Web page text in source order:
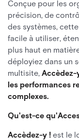
Conçue pour les
précision, de
des systèmes,
facile à utiliser,
plus haut en
déployiez dans un
multisite, Accèdez-
les performances
complexes.
Qu'est-ce
Accèdez-y ! est le